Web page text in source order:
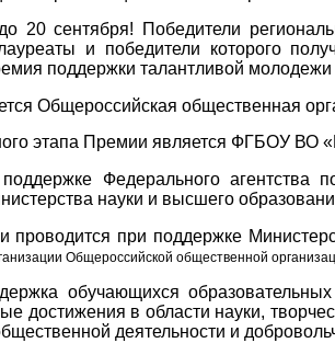
20 сентября! Победители
и победители которого
поддержки талантливой молодежи
Общероссийская общественная
этапа Премии является ФГБОУ ВО
Федерального
науки и высшего
проводится при поддержке
Общероссийской общественной
обучающихся
достижения в области науки,
деятельности и